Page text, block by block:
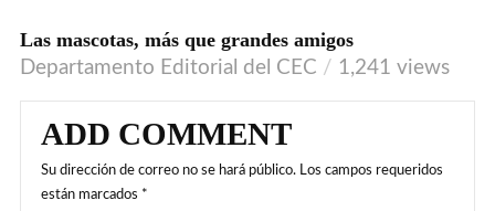
AUDIO
Las mascotas, más que grandes amigos
Departamento Editorial del CEC 1,241 views
ADD COMMENT
Su dirección de correo no se hará público. Los campos requeridos
están marcados *